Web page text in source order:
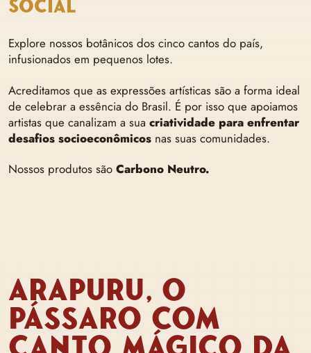
SOCIAL
Explore nossos botânicos dos cinco cantos do país,
infusionados em pequenos lotes.
Acreditamos que as expressões artísticas são a forma ideal
de celebrar a essência do Brasil. É por isso que apoiamos
artistas que canalizam a sua criatividade para enfrentar
desafios socioeconômicos nas suas comunidades.
Nossos produtos são Carbono Neutro.
ARAPURU, O
PÁSSARO COM